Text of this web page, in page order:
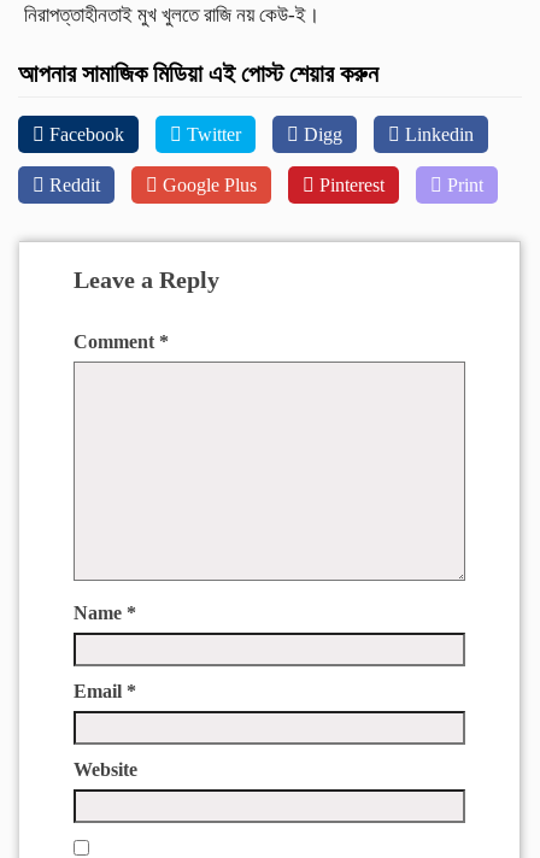
নিরাপত্তাহীনতাই মুখ খুলতে রাজি নয় কেউ-ই।
আপনার সামাজিক মিডিয়া এই পোস্ট শেয়ার করুন
Facebook Twitter Digg Linkedin
Reddit Google Plus Pinterest Print
Leave a Reply
Comment *
Name *
Email *
Website